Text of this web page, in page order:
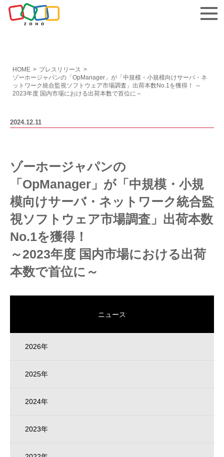
お問い合わせ
HOME > プレスリリース >
ゾーホージャパンの「OpManager」が「中規模・小規模向けサーバ・ネ
ットワーク統合監視ソフトウェア市場調査」出荷本数No.1を獲得！
～
2023年度 国内市場における出荷本数で首位に～
2024.12.11
ゾーホージャパンの
「OpManager」が「中規模・小規
模向けサーバ・ネットワーク統合監
視ソフトウェア市場調査」出荷本数
No.1を獲得！
～2023年度 国内市場における出荷
本数で首位に～
ニュース
2026年
2025年
2024年
2023年